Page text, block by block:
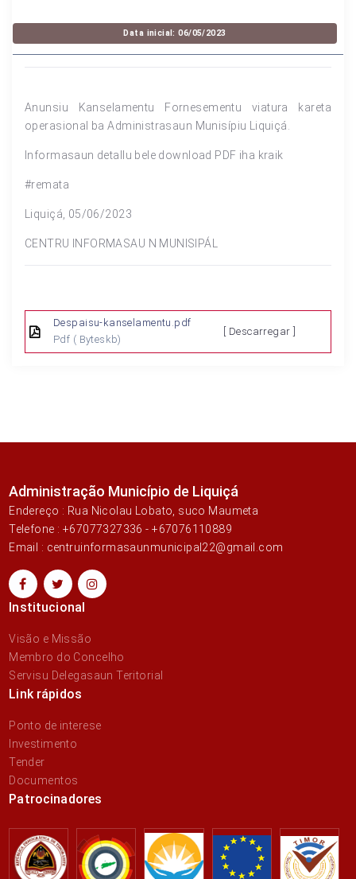
Data inicial: 06/05/2023
Anunsiu Kanselamentu Fornesementu viatura kareta
operasional ba Administrasaun Munisípiu Liquiçá.
Informasaun detallu bele download PDF iha kraik
#remata
Liquiçá, 05/06/2023
CENTRU INFORMASAU N MUNISIPÁL
Despaisu-kanselamentu.pdf
Pdf ( Byteskb)
[ Descarregar ]
Administração Município de Liquiçá
Endereço : Rua Nicolau Lobato, suco Maumeta
Telefone : +67077327336 - +67076110889
Email : centruinformasaunmunicipal22@gmail.com
Institucional
Visão e Missão
Membro do Concelho
Servisu Delegasaun Teritorial
Link rápidos
Ponto de interese
Investimento
Tender
Documentos
Patrocinadores